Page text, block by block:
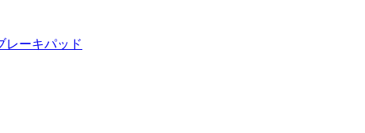
レーキパッド